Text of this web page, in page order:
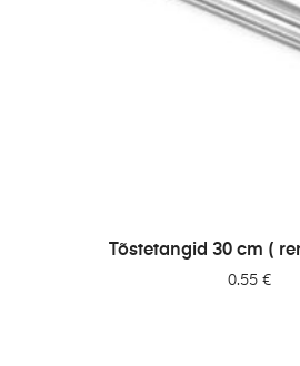
LISA
Tõstetangid 30 cm (
0.55 €